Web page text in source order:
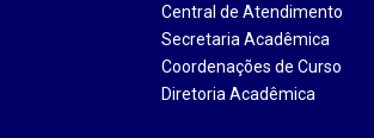
Central de Atendimento
Secretaria Acadêmica
Coordenações de Curso
Diretoria Acadêmica